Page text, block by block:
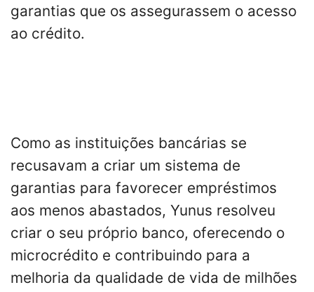
garantias que os assegurassem o acesso
ao crédito.
Como as instituições bancárias se
recusavam a criar um sistema de
garantias para favorecer empréstimos
aos menos abastados, Yunus resolveu
criar o seu próprio banco, oferecendo o
microcrédito e contribuindo para a
melhoria da qualidade de vida de milhões